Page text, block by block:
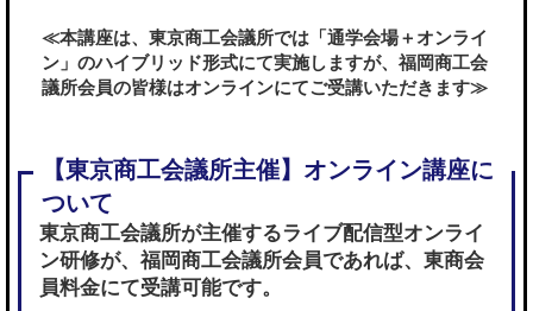
≪本講座は、東京商工会議所では「通学会場＋オンライ
ン」のハイブリッド形式にて実施しますが、福岡商工会
議所会員の皆様はオンラインにてご受講いただきます≫
東京商工会議所が主催するライブ配信型オンライ
ン研修が、 福岡商工会議所会員であれば、東商会
員料金にて受講可能です。